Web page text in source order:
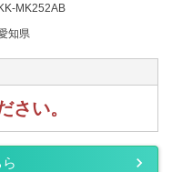
KK-MK252AB
知県
さい。